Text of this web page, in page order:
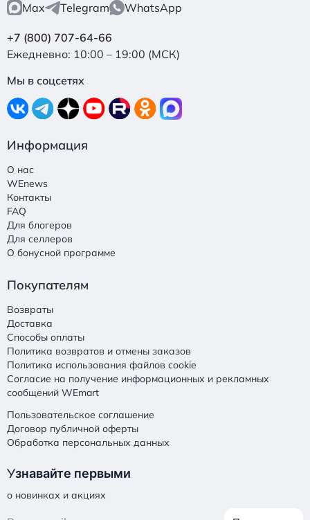
Max Telegram WhatsApp
+7 (800) 707-64-66
Ежедневно: 10:00 – 19:00 (МСК)
Мы в соцсетях
Информация
О нас
WEnews
Контакты
FAQ
Для блогеров
Для селлеров
О бонусной программе
Покупателям
Возвраты
Доставка
Способы оплаты
Политика возвратов и отмены заказов
Политика использования файлов cookie
Согласие на получение информационных и рекламных
сообщений WEmart
Пользовательское соглашение
Договор публичной оферты
Обработка персональных данных
Узнавайте первыми
о новинках и акциях